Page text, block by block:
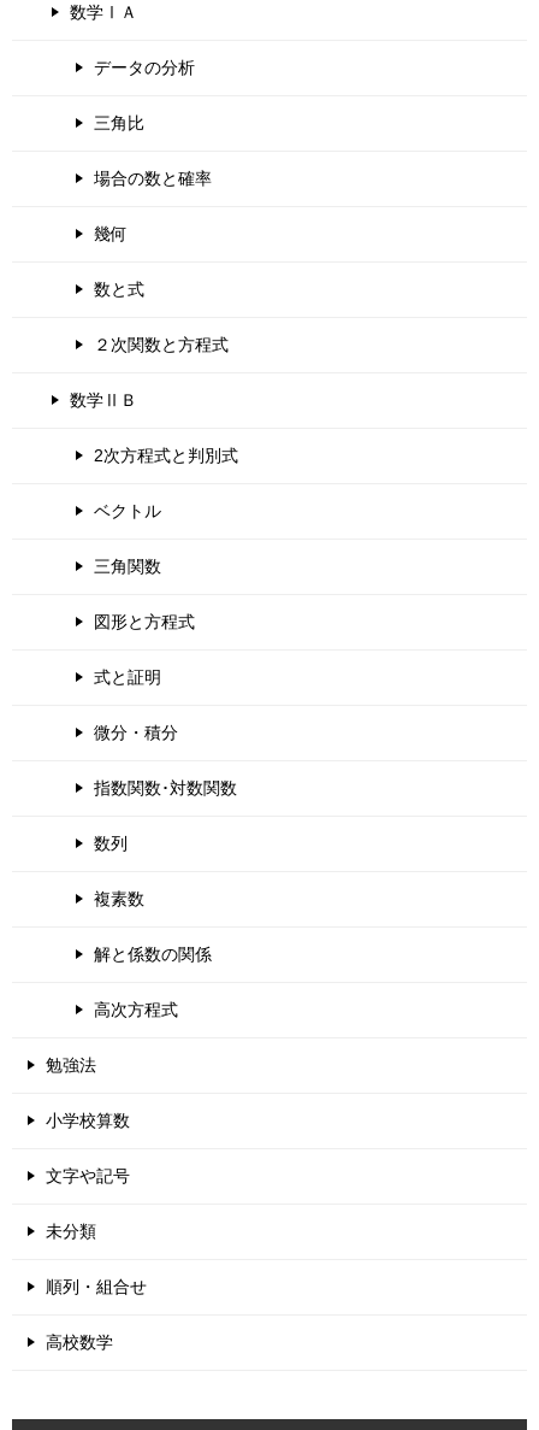
数学ⅠＡ
データの分析
三角比
場合の数と確率
幾何
数と式
２次関数と方程式
数学ⅡＢ
2次方程式と判別式
ベクトル
三角関数
図形と方程式
式と証明
微分・積分
指数関数･対数関数
数列
複素数
解と係数の関係
高次方程式
勉強法
小学校算数
文字や記号
未分類
順列・組合せ
高校数学